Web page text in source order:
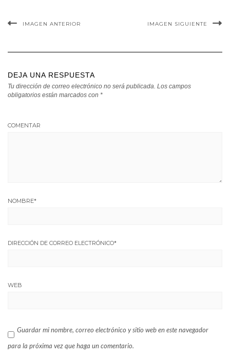
IMAGEN ANTERIOR IMAGEN SIGUIENTE
DEJA UNA RESPUESTA
Tu dirección de correo electrónico no será publicada. Los campos
obligatorios están marcados con *
COMENTAR
NOMBRE*
DIRECCIÓN DE CORREO ELECTRÓNICO*
WEB
Guardar mi nombre, correo electrónico y sitio web en este navegador
para la próxima vez que haga un comentario.